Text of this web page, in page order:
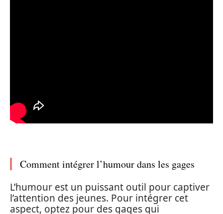
Comment intégrer l’humour dans les gages
L’humour est un puissant outil pour captiver
l’attention des jeunes. Pour intégrer cet
aspect, optez pour des gages qui